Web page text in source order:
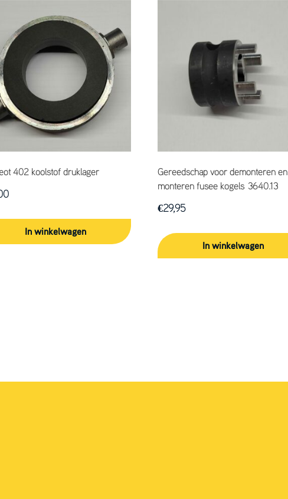
402 koolstof druklager
In winkelwagen
Gereedschap voor demonteren en
monteren fusee kogels 3640.13
€29,95
In winkelwagen